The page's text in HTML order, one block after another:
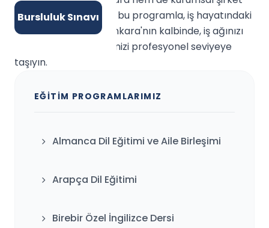
Bursluluk Sınavı
eğitimlerine açık olan bu programla, iş hayatındaki
özgüveninizi artırın. Ankara'nın kalbinde, iş ağınızı
genişletirken İngilizcenizi profesyonel seviyeye
taşıyın.
EĞITIM PROGRAMLARIMIZ
Almanca Dil Eğitimi ve Aile Birleşimi
Arapça Dil Eğitimi
Birebir Özel İngilizce Dersi